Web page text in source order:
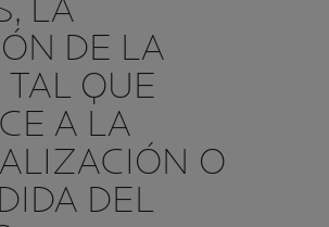
LA
DE LA
QUE
A LA
O
DEL